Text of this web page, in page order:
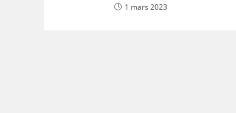
1 mars 2023